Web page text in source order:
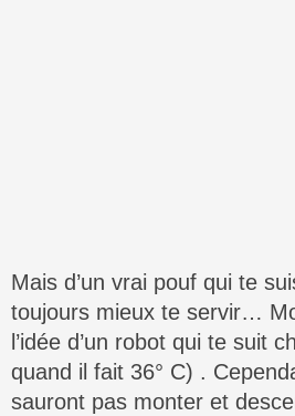
Mais d’un vrai pouf qui te
toujours mieux te servir…
l’idée d’un robot qui te suit
quand il fait 36° C) .
sauront pas monter et